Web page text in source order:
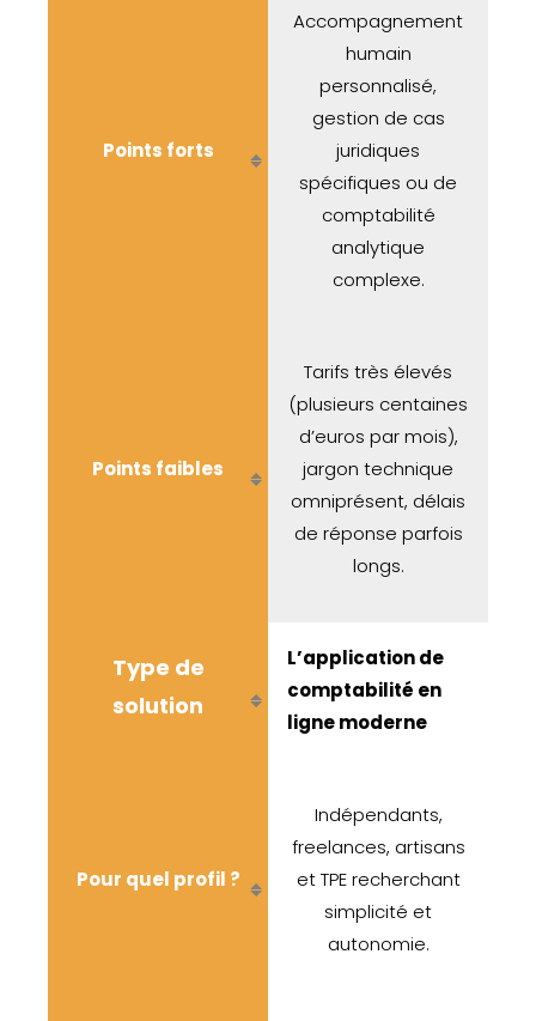
Points forts
Accompagnement
humain
personnalisé,
gestion de cas
juridiques
spécifiques ou de
comptabilité
analytique
complexe.
Points faibles
Tarifs très élevés
(plusieurs centaines
d’euros par mois),
jargon technique
omniprésent, délais
de réponse parfois
longs.
Type de
solution
L’application de
comptabilité en
ligne moderne
Pour quel profil ?
Indépendants,
freelances, artisans
et TPE recherchant
simplicité et
autonomie.